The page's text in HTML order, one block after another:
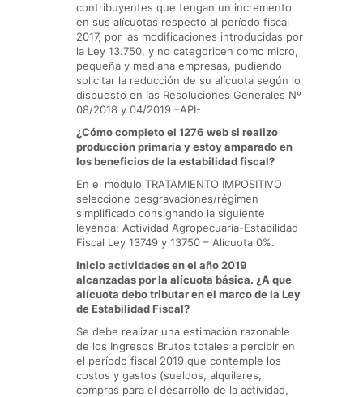
contribuyentes que tengan un incremento
en sus alícuotas respecto al período fiscal
2017, por las modificaciones introducidas por
la Ley 13.750, y no categoricen como micro,
pequeña y mediana empresas, pudiendo
solicitar la reducción de su alícuota según lo
dispuesto en las Resoluciones Generales Nº
08/2018 y 04/2019 –API-
¿Cómo completo el 1276 web si realizo
producción primaria y estoy amparado en
los beneficios de la estabilidad fiscal?
En el módulo TRATAMIENTO IMPOSITIVO
seleccione desgravaciones/régimen
simplificado consignando la siguiente
leyenda: Actividad Agropecuaria-Estabilidad
Fiscal Ley 13749 y 13750 – Alícuota 0%.
Inicio actividades en el año 2019
alcanzadas por la alícuota básica. ¿A que
alícuota debo tributar en el marco de la Ley
de Estabilidad Fiscal?
Se debe realizar una estimación razonable
de los Ingresos Brutos totales a percibir en
el período fiscal 2019 que contemple los
costos y gastos (sueldos, alquileres,
compras para el desarrollo de la actividad,